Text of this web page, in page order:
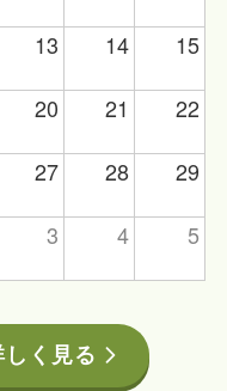
13 14 15
20 21 22
27 28 29
3 4 5
く見る